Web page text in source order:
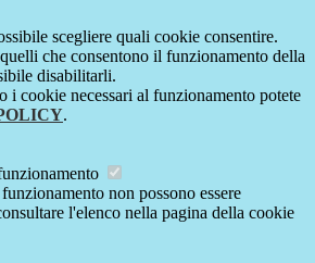
scegliere quali cookie consentire.
che consentono il funzionamento della
disabilitarli.
i cookie necessari al funzionamento potete
.
non possono essere
l'elenco nella pagina della cookie